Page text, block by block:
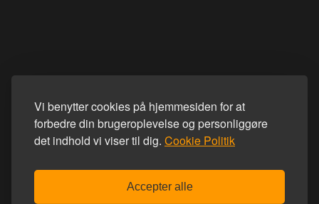
Vi benytter cookies på hjemmesiden for at
forbedre din brugeroplevelse og personliggøre
det indhold vi viser til dig. Cookie Politik
Accepter alle